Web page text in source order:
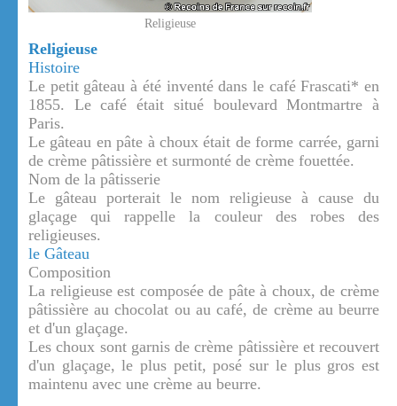
Religieuse
Religieuse
Histoire
Le petit gâteau à été inventé dans le café Frascati* en
1855. Le café était situé boulevard Montmartre à
Paris.
Le gâteau en pâte à choux était de forme carrée, garni
de crème pâtissière et surmonté de crème fouettée.
Nom de la pâtisserie
Le gâteau porterait le nom religieuse à cause du
glaçage qui rappelle la couleur des robes des
religieuses.
le Gâteau
Composition
La religieuse est composée de pâte à choux, de crème
pâtissière au chocolat ou au café, de crème au beurre
et d'un glaçage.
Les choux sont garnis de crème pâtissière et recouvert
d'un glaçage, le plus petit, posé sur le plus gros est
maintenu avec une crème au beurre.